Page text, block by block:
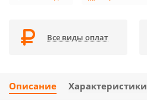
Все виды оплат
Описание Характеристики